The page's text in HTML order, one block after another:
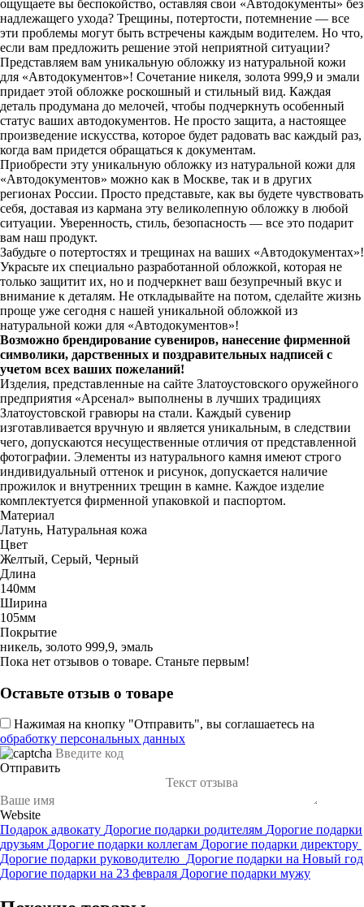
ощущаете вы беспокойство, оставляя свои «Автодокументы» без
надлежащего ухода? Трещины, потертости, потемнение — все
эти проблемы могут быть встречены каждым водителем. Но что,
если вам предложить решение этой неприятной ситуации?
Представляем вам уникальную обложку из натуральной кожи
для «Автодокументов»! Сочетание никеля, золота 999,9 и эмали
придает этой обложке роскошный и стильный вид. Каждая
деталь продумана до мелочей, чтобы подчеркнуть особенный
статус ваших автодокументов. Не просто защита, а настоящее
произведение искусства, которое будет радовать вас каждый раз,
когда вам придется обращаться к документам.
Приобрести эту уникальную обложку из натуральной кожи для
«Автодокументов» можно как в Москве, так и в других
регионах России. Просто представьте, как вы будете чувствовать
себя, доставая из кармана эту великолепную обложку в любой
ситуации. Уверенность, стиль, безопасность — все это подарит
вам наш продукт.
Забудьте о потертостях и трещинах на ваших «Автодокументах»!
Украсьте их специально разработанной обложкой, которая не
только защитит их, но и подчеркнет ваш безупречный вкус и
внимание к деталям. Не откладывайте на потом, сделайте жизнь
проще уже сегодня с нашей уникальной обложкой из
натуральной кожи для «Автодокументов»!
Возможно брендирование сувениров, нанесение фирменной
символики, дарственных и поздравительных надписей с
учетом всех ваших пожеланий!
Изделия, представленные на сайте Златоустовского оружейного
предприятия «Арсенал» выполнены в лучших традициях
Златоустовской гравюры на стали. Каждый сувенир
изготавливается вручную и является уникальным, в следствии
чего, допускаются несущественные отличия от представленной
фотографии. Элементы из натурального камня имеют строго
индивидуальный оттенок и рисунок, допускается наличие
прожилок и внутренних трещин в камне. Каждое изделие
комплектуется фирменной упаковкой и паспортом.
Материал
Латунь, Натуральная кожа
Цвет
Желтый, Серый, Черный
Длина
140мм
Ширина
105мм
Покрытие
никель, золото 999,9, эмаль
Пока нет отзывов о товаре. Станьте первым!
Оставьте отзыв о товаре
Нажимая на кнопку "Отправить", вы соглашаетесь на
обработку персональных данных
Отправить
Website
Подарок адвокату Дорогие подарки родителям Дорогие подарки
друзьям Дорогие подарки коллегам Дорогие подарки директору
Дорогие подарки руководителю Дорогие подарки на Новый год
Дорогие подарки на 23 февраля Дорогие подарки мужу